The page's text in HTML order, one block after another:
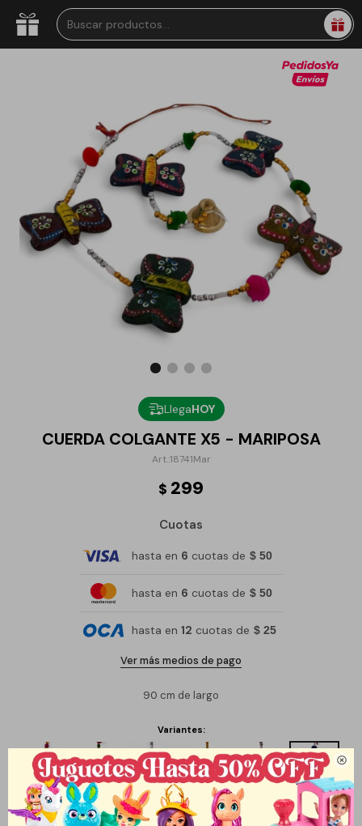

LlegaHOY
CUERDA COLGANTE X5 - MARIPOSA
18741Mar
$ 299
Cuotas
hasta en 6 cuotas de $ 50
hasta en 6 cuotas de $ 50
hasta en 12 cuotas de $ 25
Ver más medios de pago
90 cm de largo
Variantes: